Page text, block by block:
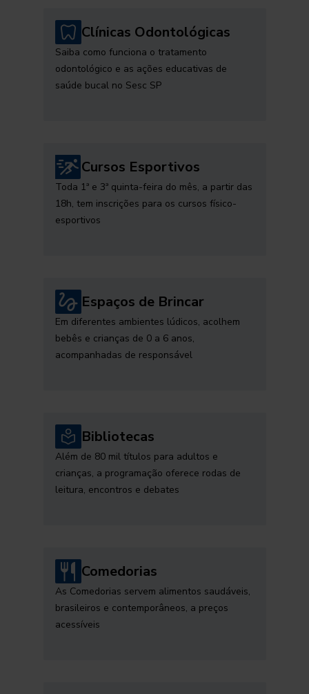
Clínicas Odontológicas
Saiba como funciona o tratamento
odontológico e as ações educativas de
saúde bucal no Sesc SP
Cursos Esportivos
Toda 1ª e 3ª quinta-feira do mês, a partir das
18h, tem inscrições para os cursos físico-
esportivos
Espaços de Brincar
Em diferentes ambientes lúdicos, acolhem
bebês e crianças de 0 a 6 anos,
acompanhadas de responsável
Bibliotecas
Além de 80 mil títulos para adultos e
crianças, a programação oferece rodas de
leitura, encontros e debates
Comedorias
As Comedorias servem alimentos saudáveis,
brasileiros e contemporâneos, a preços
acessíveis